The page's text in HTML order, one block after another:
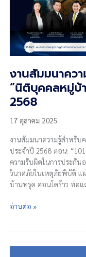
งานสัมมนาคว
“นิติบุคคลหมู่บ้
2568
17 ตุลาคม 2025
งานสัมมนาความรู้สำหรั
ประจำปี 2568 ตอน:
ความรับผิดในการประกัน
วินาศภัยในเหตุภัยพิบัติ แ
บ้านทรุด คอนโดร้าว ท่อแ
งาน
อ่านต่อ »